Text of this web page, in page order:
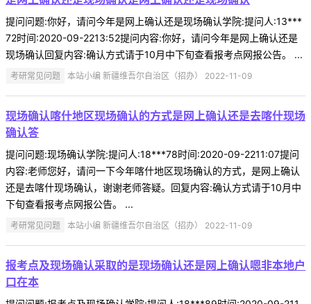
提问问题:你好，请问今年是网上确认还是现场确认学院:提问人:13***
72时间:2020-09-2213:52提问内容:你好，请问今年是网上确认还是
现场确认回复内容:确认方式请于10月中下旬查看报考点网报公告。 ...
考研常见问题 本站小编 新疆维吾尔自治区（招办） 2022-11-09
现场确认喀什地区现场确认的方式是网上确认还是去喀什现场
确认答
提问问题:现场确认学院:提问人:18***78时间:2020-09-2211:07提问
内容:老师您好，请问一下今年喀什地区现场确认的方式，是网上确认
还是去喀什现场确认，谢谢老师答疑。回复内容:确认方式请于10月中
下旬查看报考点网报公告。 ...
考研常见问题 本站小编 新疆维吾尔自治区（招办） 2022-11-09
报考点及现场确认采取的是现场确认还是网上确认嗯非本地户
口在本